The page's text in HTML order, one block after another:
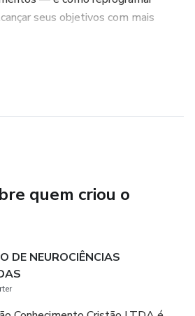
seus objetivos com mais
superar bloqueios, resolver
e criar novos hábitos
estruturadas que ampliam a
e genuínas com outras pessoas.
a estratégias de linguagem que
contexto.
irá:
quem criou o
DE NEUROCIÊNCIAS